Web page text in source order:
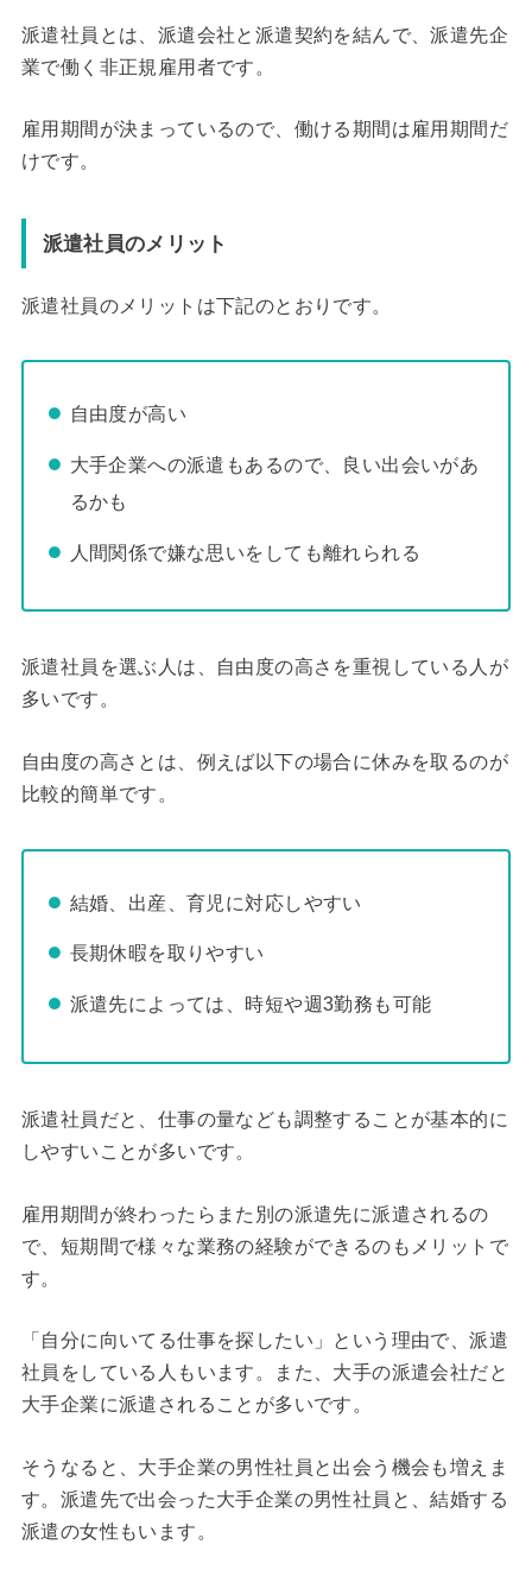
派遣社員とは、派遣会社と派遣契約を結んで、派遣先企
業で働く非正規雇用者です。
雇用期間が決まっているので、働ける期間は雇用期間だ
けです。
派遣社員のメリット
派遣社員のメリットは下記のとおりです。
自由度が高い
大手企業への派遣もあるので、良い出会いがあ
るかも
人間関係で嫌な思いをしても離れられる
派遣社員を選ぶ人は、自由度の高さを重視している人が
多いです。
自由度の高さとは、例えば以下の場合に休みを取るのが
比較的簡単です。
結婚、出産、育児に対応しやすい
長期休暇を取りやすい
派遣先によっては、時短や週3勤務も可能
派遣社員だと、仕事の量なども調整することが基本的に
しやすいことが多いです。
雇用期間が終わったらまた別の派遣先に派遣されるの
で、短期間で様々な業務の経験ができるのもメリットで
す。
「自分に向いてる仕事を探したい」という理由で、派遣
社員をしている人もいます。また、大手の派遣会社だと
大手企業に派遣されることが多いです。
そうなると、大手企業の男性社員と出会う機会も増えま
す。派遣先で出会った大手企業の男性社員と、結婚する
派遣の女性もいます。